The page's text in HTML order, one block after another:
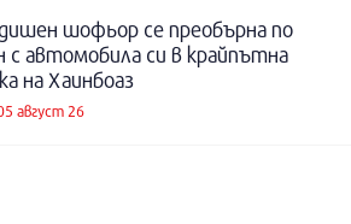
шофьор се преобърна по
с автомобила си в крайпътна
на Хаинбоаз
август 26